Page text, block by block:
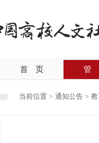
首 页 管
当前位置 > 通知公告 >